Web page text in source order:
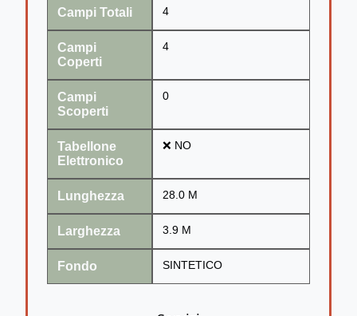
Campi Totali 4
Campi
Coperti
4
Campi
Scoperti
0
Tabellone
Elettronico
❌ NO
Lunghezza 28.0 M
Larghezza 3.9 M
Fondo SINTETICO